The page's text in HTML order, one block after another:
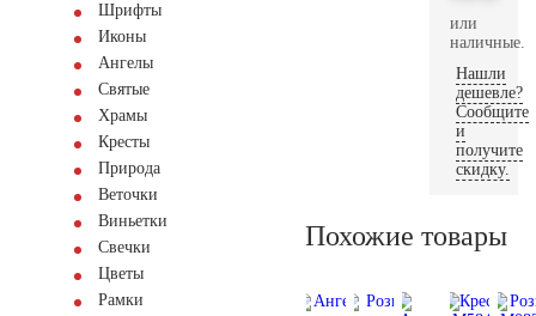
Шрифты
Иконы
Ангелы
Святые
Храмы
Кресты
Природа
Веточки
Виньетки
Свечки
Цветы
Рамки
или
наличные.
Нашли
дешевле?
Сообщите
и
получите
скидку.
Похожие товары